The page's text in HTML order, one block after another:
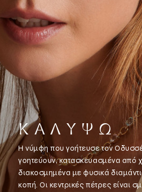
ΚΑ Λ Υ Ψ Ώ
Η νύμφη που γοήτευσε τον
γοητεύουν, κατασκευασμένα από
διακοσμημένα με φυσικά
κοπή. Οι κεντρικές πέτρες είναι